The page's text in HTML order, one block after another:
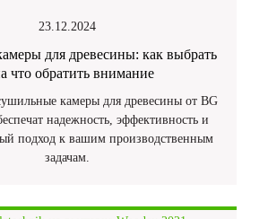
23.12.2024
для древесины: как выбрать
что обратить внимание
камеры для древесины от BG
надежность, эффективность и
подход к вашим производственным
задачам.